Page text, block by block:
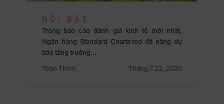
NỔI BẬT
Trong báo cáo đánh giá kinh tế mới nhất,
Ngân hàng Standard Chartered đã nâng dự
báo tăng trưởng…
Toan Thien
Tháng 7 22, 2026